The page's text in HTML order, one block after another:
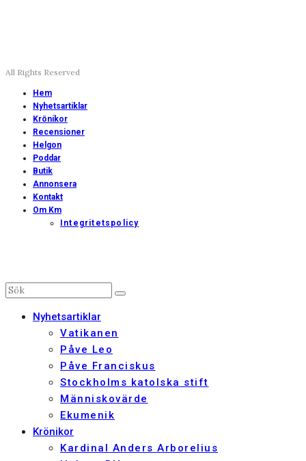
All Rights Reserved
Hem
Nyhetsartiklar
Krönikor
Recensioner
Helgon
Poddar
Butik
Annonsera
Kontakt
Om Km
Integritetspolicy
Nyhetsartiklar
Vatikanen
Påve Leo
Påve Franciskus
Stockholms katolska stift
Människovärde
Ekumenik
Krönikor
Kardinal Anders Arborelius